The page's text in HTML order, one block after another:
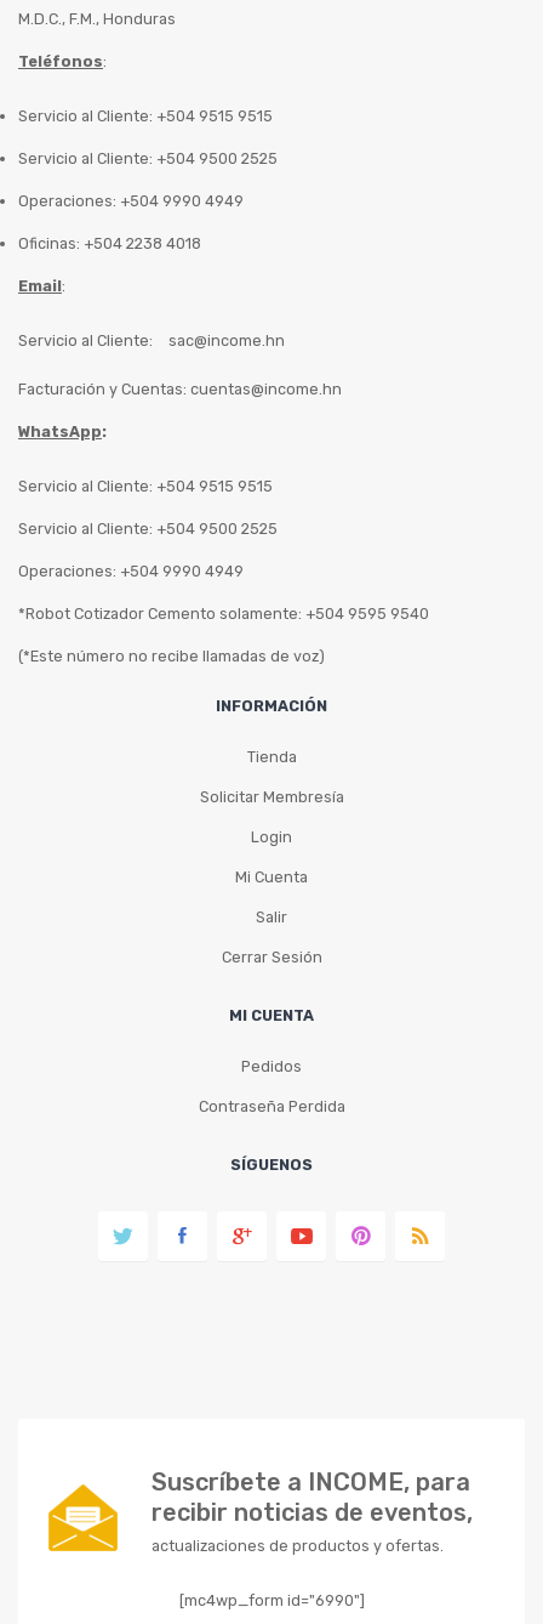
M.D.C., F.M., Honduras
Teléfonos:
Servicio al Cliente: +504 9515 9515
Servicio al Cliente: +504 9500 2525
Operaciones: +504 9990 4949
Oficinas: +504 2238 4018
Email:
Servicio al Cliente: sac@income.hn
Facturación y Cuentas: cuentas@income.hn
WhatsApp:
Servicio al Cliente: +504 9515 9515
Servicio al Cliente: +504 9500 2525
Operaciones: +504 9990 4949
*Robot Cotizador Cemento solamente: +504 9595 9540
(*Este número no recibe llamadas de voz)
INFORMACIÓN
Tienda
Solicitar Membresía
Login
Mi Cuenta
Salir
Cerrar Sesión
MI CUENTA
Pedidos
Contraseña Perdida
SÍGUENOS
Suscríbete a INCOME, para
recibir noticias de eventos,
actualizaciones de productos y ofertas.
[mc4wp_form id="6990"]